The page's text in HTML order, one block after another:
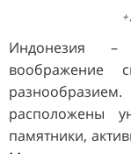
Индонезия –
воображение
расположены
памятники,